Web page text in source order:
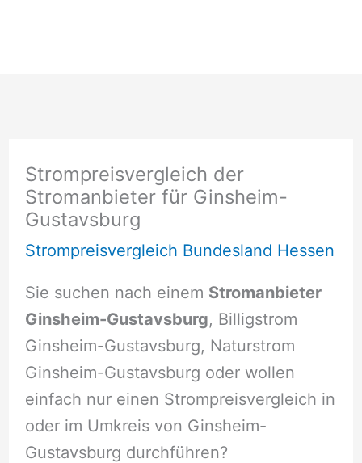
Strompreisvergleich der
Stromanbieter für Ginsheim-
Gustavsburg
Strompreisvergleich Bundesland Hessen
Sie suchen nach einem Stromanbieter
Ginsheim-Gustavsburg, Billigstrom
Ginsheim-Gustavsburg, Naturstrom
Ginsheim-Gustavsburg oder wollen
einfach nur einen Strompreisvergleich in
oder im Umkreis von Ginsheim-
Gustavsburg durchführen?